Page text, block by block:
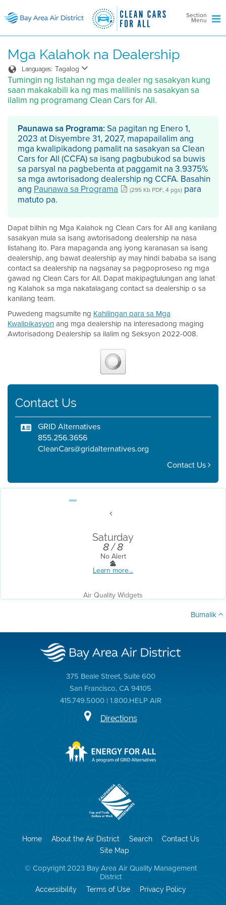
Section
Menu
Mga Kalahok na Dealership
Languages: Tagalog
Tumingin ng listahan ng mga dealer ng sasakyan kung
saan makakabili ka ng mas malilinis na sasakyan sa
ilalim ng programang Clean Cars for All.
Paunawa sa Programa: Sa pagitan ng Enero 1,
2023 at Disyembre 31, 2027, mapapailalim ang
mga kwalipikadong pamalit na sasakyan sa Clean
Cars for All (CCFA) sa isang pagbubukod sa buwis
sa parsyal na pagbebenta at paggamit na 3.9375%
sa mga awtorisadong dealership ng CCFA. Basahin
ang Paunawa sa Programa (295 Kb PDF, 4 pgs) para
matuto pa.
Dapat bilhin ng Mga Kalahok ng Clean Cars for All ang kanilang
sasakyan mula sa isang awtorisadong dealership na nasa
listahang ito. Para mapaganda ang iyong karanasan sa isang
dealership, ang bawat dealership ay may hindi bababa sa isang
contact sa dealership na nagsanay sa pagpoproseso ng mga
gawad ng Clean Cars for All. Dapat makipagtulungan ang lahat
ng Kalahok sa mga nakatalagang contact sa dealership o sa
kanilang team.
Puwedeng magsumite ng Kahilingan para sa Mga
Kwalipikasyonang mga dealership na interesadong maging
Awtorisadong Dealership sa ilalim ng Seksyon 2022-008.
Contact Us
GRID Alternatives
855.256.3656
CleanCars@gridalternatives.org
Contact Us
Saturday
8 / 8
No Alert
Learn more...
Air Quality Widgets
Bumalik
375 Beale Street, Suite 600
San Francisco, CA 94105
415.749.5000 | 1.800.HELP AIR
Directions
Home About the Air District Search
Contact Us
Site Map
© Copyright 2023 Bay Area Air Quality Management
District
Accessibility Terms of Use Privacy Policy